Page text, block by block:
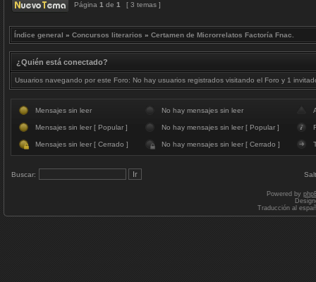
Página 1 de 1 [ 3 temas ]
Índice general » Concursos literarios » Certamen de Microrrelatos Factoría Fnac.
¿Quién está conectado?
Usuarios navegando por este Foro: No hay usuarios registrados visitando el Foro y 1
Mensajes sin leer No hay mensajes sin leer
Mensajes sin leer [ Popular ] No hay mensajes sin leer [ Popular ]
Mensajes sin leer [ Cerrado ] No hay mensajes sin leer [ Cerrado ]
Buscar:
Powered by
Traducción al